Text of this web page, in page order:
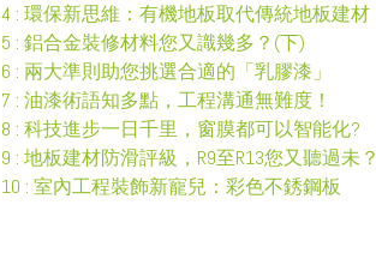
4 : 環保新思維：有機地板取代傳統地板建材
5 : 鋁合金裝修材料您又識幾多？(下)
6 : 兩大準則助您挑選合適的「乳膠漆」
7 : 油漆術語知多點，工程溝通無難度！
8 : 科技進步一日千里，窗膜都可以智能化?
9 : 地板建材防滑評級，R9至R13您又聽過未？
10 : 室內工程裝飾新寵兒：彩色不銹鋼板